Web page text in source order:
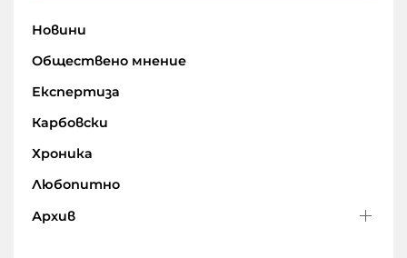
Новини
Обществено мнение
Експертиза
Карбовски
Хроника
Любопитно
Архив